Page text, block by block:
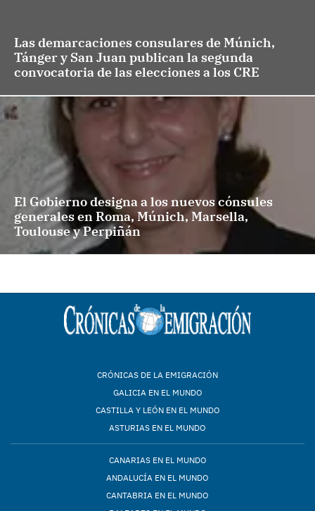
Las demarcaciones consulares de Múnich,
Tánger y San Juan publican la segunda
convocatoria de las elecciones a los CRE
El Gobierno designa a los nuevos cónsules
generales en Roma, Múnich, Marsella,
Toulouse y Perpiñán
CRÓNICAS DE LA EMIGRACIÓN
GALICIA EN EL MUNDO
CASTILLA Y LEÓN EN EL MUNDO
ASTURIAS EN EL MUNDO
CANARIAS EN EL MUNDO
ANDALUCÍA EN EL MUNDO
CANTABRIA EN EL MUNDO